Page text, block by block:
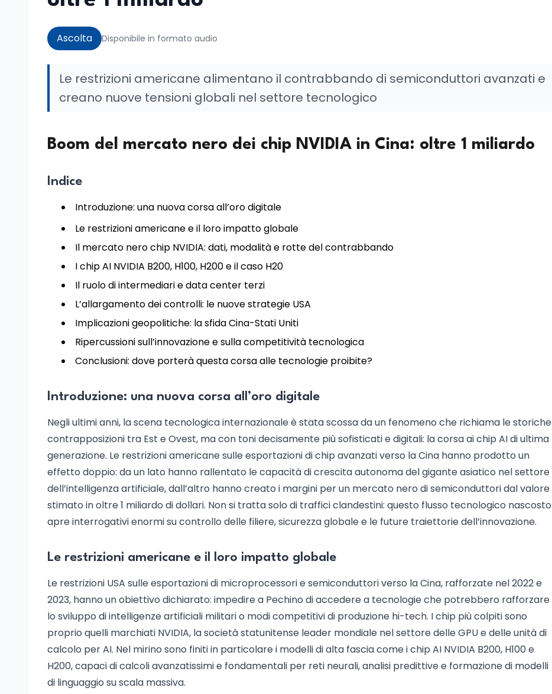
Ascolta Disponibile in formato audio
Le restrizioni americane alimentano il contrabbando di semiconduttori avanzati e
creano nuove tensioni globali nel settore tecnologico
Boom del mercato nero dei chip NVIDIA in Cina: oltre 1 miliardo
Indice
Introduzione: una nuova corsa all’oro digitale
Le restrizioni americane e il loro impatto globale
Il mercato nero chip NVIDIA: dati, modalità e rotte del contrabbando
I chip AI NVIDIA B200, H100, H200 e il caso H20
Il ruolo di intermediari e data center terzi
L’allargamento dei controlli: le nuove strategie USA
Implicazioni geopolitiche: la sfida Cina-Stati Uniti
Ripercussioni sull’innovazione e sulla competitività tecnologica
Conclusioni: dove porterà questa corsa alle tecnologie proibite?
Introduzione: una nuova corsa all’oro digitale
Negli ultimi anni, la scena tecnologica internazionale è stata scossa da un fenomeno che richiama le storiche
contrapposizioni tra Est e Ovest, ma con toni decisamente più sofisticati e digitali: la corsa ai chip AI di ultima
generazione. Le restrizioni americane sulle esportazioni di chip avanzati verso la Cina hanno prodotto un
effetto doppio: da un lato hanno rallentato le capacità di crescita autonoma del gigante asiatico nel settore
dell’intelligenza artificiale, dall’altro hanno creato i margini per un mercato nero di semiconduttori dal valore
stimato in oltre 1 miliardo di dollari. Non si tratta solo di traffici clandestini: questo flusso tecnologico nascosto
apre interrogativi enormi su controllo delle filiere, sicurezza globale e le future traiettorie dell’innovazione.
Le restrizioni americane e il loro impatto globale
Le restrizioni USA sulle esportazioni di microprocessori e semiconduttori verso la Cina, rafforzate nel 2022 e
2023, hanno un obiettivo dichiarato: impedire a Pechino di accedere a tecnologie che potrebbero rafforzare
lo sviluppo di intelligenze artificiali militari o modi competitivi di produzione hi-tech. I chip più colpiti sono
proprio quelli marchiati NVIDIA, la società statunitense leader mondiale nel settore delle GPU e delle unità di
calcolo per AI. Nel mirino sono finiti in particolare i modelli di alta fascia come i chip AI NVIDIA B200, H100 e
H200, capaci di calcoli avanzatissimi e fondamentali per reti neurali, analisi predittive e formazione di modelli
di linguaggio su scala massiva.